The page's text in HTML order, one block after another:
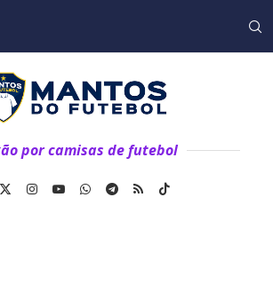
por camisas de futebol